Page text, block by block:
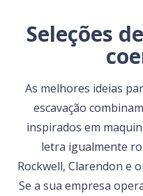
Seleções
As melhores ideias
escavação
inspirados em
letra igualmente
Rockwell, Clarendon e
Se a sua empresa